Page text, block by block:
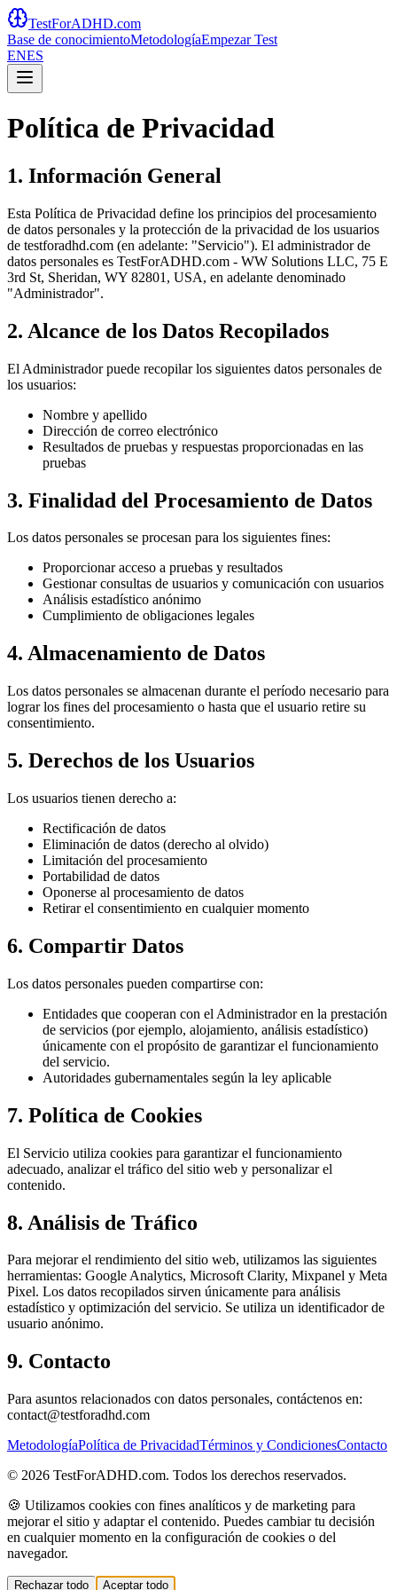
TestForADHD.com
Base de conocimientoMetodologíaEmpezar Test
ENES
Política de Privacidad
1. Información General
Esta Política de Privacidad define los principios del procesamiento
de datos personales y la protección de la privacidad de los usuarios
de testforadhd.com (en adelante: "Servicio"). El administrador de
datos personales es TestForADHD.com - WW Solutions LLC, 75 E
3rd St, Sheridan, WY 82801, USA, en adelante denominado
"Administrador".
2. Alcance de los Datos Recopilados
El Administrador puede recopilar los siguientes datos personales de
los usuarios:
Nombre y apellido
Dirección de correo electrónico
Resultados de pruebas y respuestas proporcionadas en las
pruebas
3. Finalidad del Procesamiento de Datos
Los datos personales se procesan para los siguientes fines:
Proporcionar acceso a pruebas y resultados
Gestionar consultas de usuarios y comunicación con usuarios
Análisis estadístico anónimo
Cumplimiento de obligaciones legales
4. Almacenamiento de Datos
Los datos personales se almacenan durante el período necesario para
lograr los fines del procesamiento o hasta que el usuario retire su
consentimiento.
5. Derechos de los Usuarios
Los usuarios tienen derecho a:
Rectificación de datos
Eliminación de datos (derecho al olvido)
Limitación del procesamiento
Portabilidad de datos
Oponerse al procesamiento de datos
Retirar el consentimiento en cualquier momento
6. Compartir Datos
Los datos personales pueden compartirse con:
Entidades que cooperan con el Administrador en la prestación
de servicios (por ejemplo, alojamiento, análisis estadístico)
únicamente con el propósito de garantizar el funcionamiento
del servicio.
Autoridades gubernamentales según la ley aplicable
7. Política de Cookies
El Servicio utiliza cookies para garantizar el funcionamiento
adecuado, analizar el tráfico del sitio web y personalizar el
contenido.
8. Análisis de Tráfico
Para mejorar el rendimiento del sitio web, utilizamos las siguientes
herramientas: Google Analytics, Microsoft Clarity, Mixpanel y Meta
Pixel. Los datos recopilados sirven únicamente para análisis
estadístico y optimización del servicio. Se utiliza un identificador de
usuario anónimo.
9. Contacto
Para asuntos relacionados con datos personales, contáctenos en:
contact@testforadhd.com
MetodologíaPolítica de PrivacidadTérminos y CondicionesContacto
© 2026 TestForADHD.com. Todos los derechos reservados.
🍪 Utilizamos cookies con fines analíticos y de marketing para
mejorar el sitio y adaptar el contenido. Puedes cambiar tu decisión
en cualquier momento en la configuración de cookies o del
navegador.
Rechazar todo Aceptar todo